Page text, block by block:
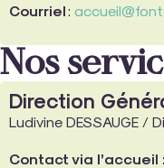
Courriel:
Nos
Direction
Ludivine DESSAUGE /
Contact via l’accueil :